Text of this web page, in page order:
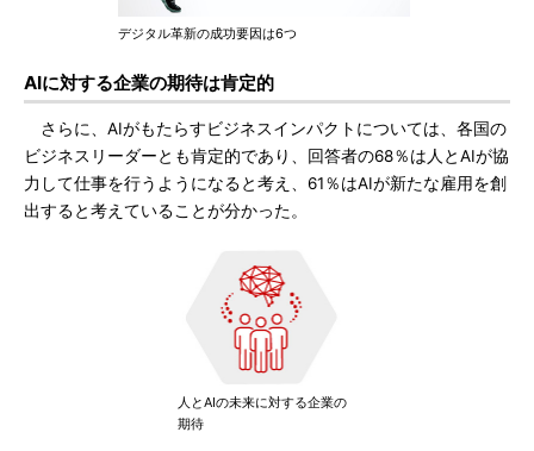
デジタル革新の成功要因は6つ
AIに対する企業の期待は肯定的
さらに、AIがもたらすビジネスインパクトについては、各国の
ビジネスリーダーとも肯定的であり、回答者の68％は人とAIが協
力して仕事を行うようになると考え、61％はAIが新たな雇用を創
出すると考えていることが分かった。
人とAIの未来に対する企業の
期待